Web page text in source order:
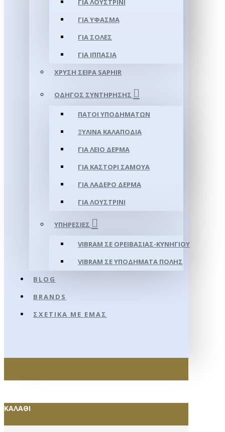
ΓΙΑ ΛΟΥΣΤΡΊΝΙ
ΓΙΑ ΥΦΑΣΜΑ
ΓΙΑ ΣΌΛΕΣ
ΓΙΑ ΙΠΠΑΣΊΑ
ΧΡΥΣΉ ΣΕΙΡΆ SAPHIR
ΟΔΗΓΌΣ ΣΥΝΤΉΡΗΣΗΣ
ΠΆΤΟΙ ΥΠΟΔΗΜΆΤΩΝ
ΞΎΛΙΝΑ ΚΑΛΑΠΌΔΙΑ
ΓΙΑ ΛΕΊΟ ΔΈΡΜΑ
ΓΙΑ ΚΑΣΤΌΡΙ ΣΑΜΟΎΑ
ΓΙΑ ΛΑΔΕΡΌ ΔΈΡΜΑ
ΓΙΑ ΛΟΥΣΤΡΊΝΙ
ΥΠΗΡΕΣΊΕΣ
VIBRAM ΣΕ ΟΡΕΙΒΑΣΊΑΣ-ΚΥΝΗΓΊΟΥ
VIBRAM ΣΕ ΥΠΟΔΉΜΑΤΑ ΠΌΛΗΣ
BLOG
BRANDS
ΣΧΕΤΙΚΆ ΜΕ ΕΜΆΣ
ΚΑΛΆΘΙ